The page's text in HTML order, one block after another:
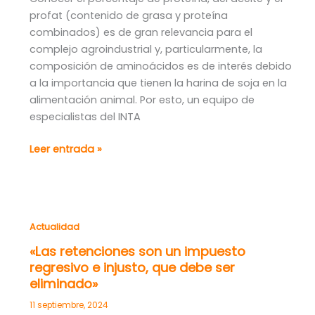
profat (contenido de grasa y proteína
combinados) es de gran relevancia para el
complejo agroindustrial y, particularmente, la
composición de aminoácidos es de interés debido
a la importancia que tienen la harina de soja en la
alimentación animal. Por esto, un equipo de
especialistas del INTA
Calidad
en
el
NOA
el
poroto
Leer entrada »
Actualidad
«Las retenciones son un impuesto
regresivo e injusto, que debe ser
eliminado»
11 septiembre, 2024